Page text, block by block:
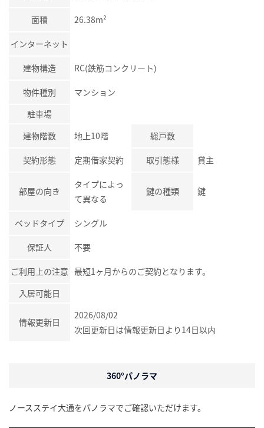
面積 26.38m²
インターネット
建物構造 RC(鉄筋コンクリート)
物件種別
マンション
駐車場
建物階数
地上10階 総戸数
契約形態 定期借家契約 取引態様 貸主
部屋の向き
タイプによっ
て異なる
鍵の種類 鍵
ベッドタイプ シングル
保証人 不要
ご利用上の注意 最短1ヶ月からのご契約となります。
入居可能日
情報更新日
2026/08/02
次回更新日は情報更新日より14日以内
360°パノラマ
ノースステイ大通をパノラマでご確認いただけます。